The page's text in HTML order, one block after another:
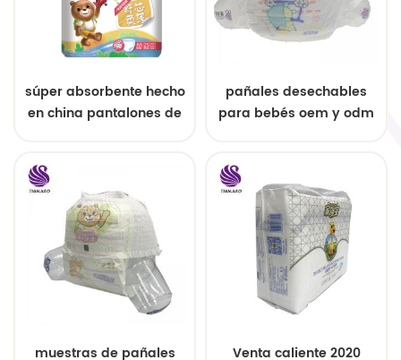
súper absorbente hecho
en china pantalones de
pañales desechables
para bebés oem y odm
muestras de pañales
Venta caliente 2020